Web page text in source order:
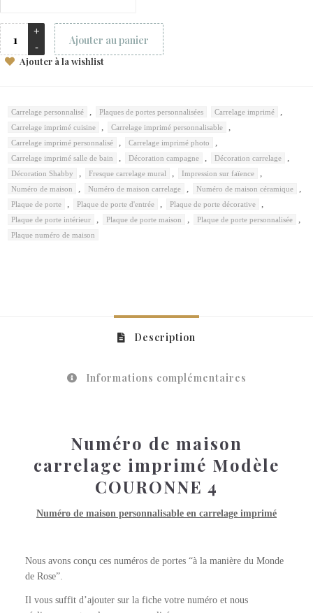
Ajouter au panier
Ajouter à la wishlist
Carrelage personnalisé , Plaques de portes personnalisées Carrelage imprimé ,
Carrelage imprimé cuisine , Carrelage imprimé personnalisable ,
Carrelage imprimé personnalisé , Carrelage imprimé photo ,
Carrelage imprimé salle de bain , Décoration campagne , Décoration carrelage ,
Décoration Shabby , Fresque carrelage mural , Impression sur faïence ,
Numéro de maison , Numéro de maison carrelage , Numéro de maison céramique ,
Plaque de porte , Plaque de porte d'entrée , Plaque de porte décorative ,
Plaque de porte intérieur , Plaque de porte maison , Plaque de porte personnalisée ,
Plaque numéro de maison
Description
Informations complémentaires
Numéro de maison
carrelage imprimé Modèle
COURONNE 4
Numéro de maison personnalisable en carrelage imprimé
Nous avons conçu ces numéros de portes “à la manière du Monde
de Rose”.
Il vous suffit d’ajouter sur la fiche votre numéro et nous